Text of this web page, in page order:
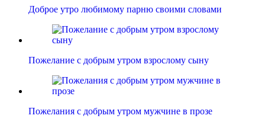
Доброе утро любимому парню своими словами
Пожелание с добрым утром взрослому сыну
Пожелания с добрым утром мужчине в прозе